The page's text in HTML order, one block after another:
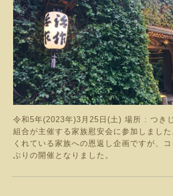
令和5年(2023年)3月25日(土) 場所 : つき
組合が主催する家族慰安会に参加しまし
くれている家族への恩返し企画ですが、
ぶりの開催となりました。